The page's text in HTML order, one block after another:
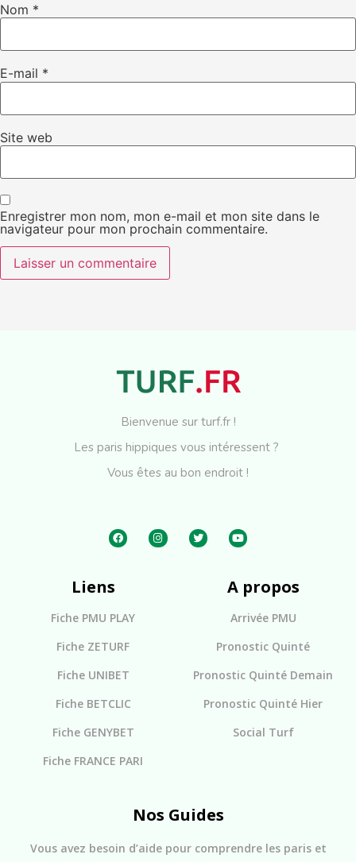
Nom *
E-mail *
Site web
Enregistrer mon nom, mon e-mail et mon site dans le
navigateur pour mon prochain commentaire.
Bienvenue sur turf.fr !
Les paris hippiques vous intéressent ?
Vous êtes au bon endroit !
Liens
Fiche PMU PLAY
Fiche ZETURF
Fiche UNIBET
Fiche BETCLIC
Fiche GENYBET
Fiche FRANCE PARI
A propos
Arrivée PMU
Pronostic Quinté
Pronostic Quinté Demain
Pronostic Quinté Hier
Social Turf
Nos Guides
Vous avez besoin d’aide pour comprendre les paris et